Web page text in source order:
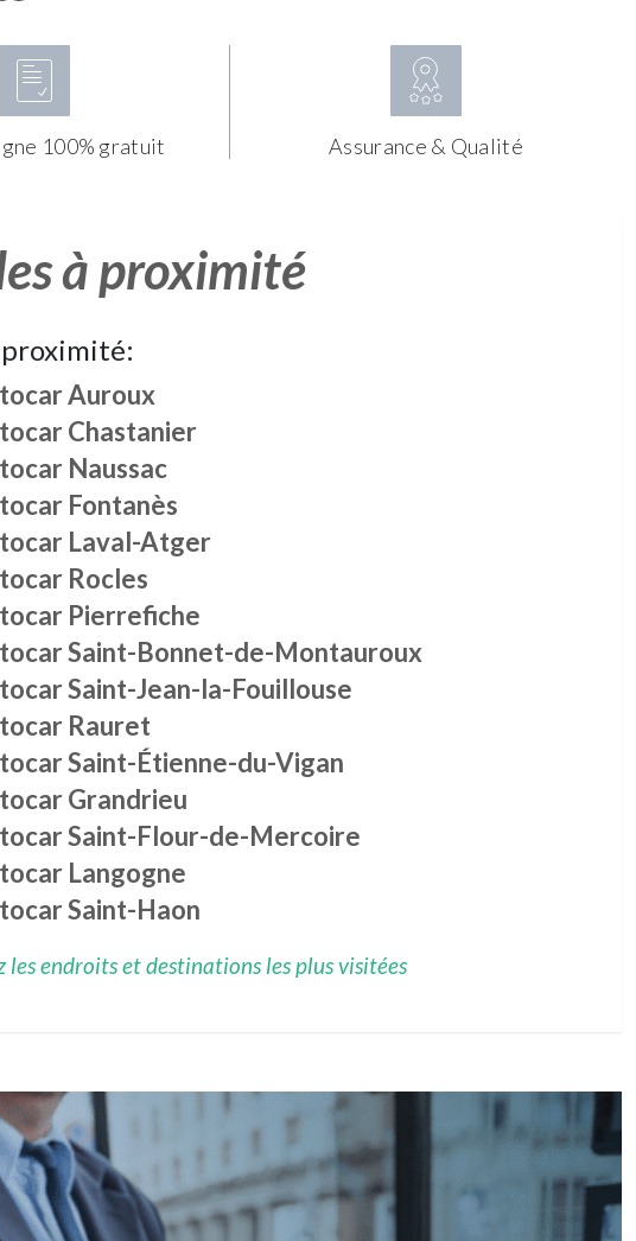
100% gratuit Assurance & Qualité
à proximité
proximité:
Auroux
Chastanier
Naussac
Fontanès
Laval-Atger
Rocles
Pierrefiche
Saint-Bonnet-de-Montauroux
Saint-Jean-la-Fouillouse
Rauret
Saint-Étienne-du-Vigan
Grandrieu
Saint-Flour-de-Mercoire
Langogne
Saint-Haon
les endroits et destinations les plus visitées